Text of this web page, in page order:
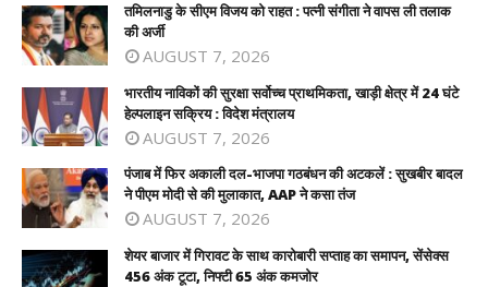
तमिलनाडु के सीएम विजय को राहत : पत्नी संगीता ने वापस ली तलाक
की अर्जी
AUGUST 7, 2026
भारतीय नाविकों की सुरक्षा सर्वोच्च प्राथमिकता, खाड़ी क्षेत्र में 24 घंटे
हेल्पलाइन सक्रिय : विदेश मंत्रालय
AUGUST 7, 2026
पंजाब में फिर अकाली दल-भाजपा गठबंधन की अटकलें : सुखबीर बादल
ने पीएम मोदी से की मुलाकात, AAP ने कसा तंज
AUGUST 7, 2026
शेयर बाजार में गिरावट के साथ कारोबारी सप्ताह का समापन, सेंसेक्स
456 अंक टूटा, निफ्टी 65 अंक कमजोर